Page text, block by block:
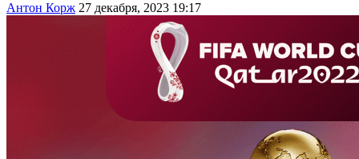
Антон Корж 27 декабря, 2023 19:17